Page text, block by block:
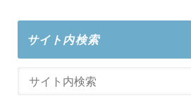
サイト内検索